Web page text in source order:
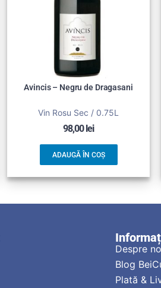
Avincis – Negru de Dragasani
Vin Rosu Sec / 0.75L
98,00lei
ADAUGĂ ÎN COȘ
Despre
Blog
Plată &